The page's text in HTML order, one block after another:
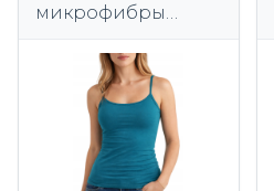
микрофибры
Скользкая
футболка